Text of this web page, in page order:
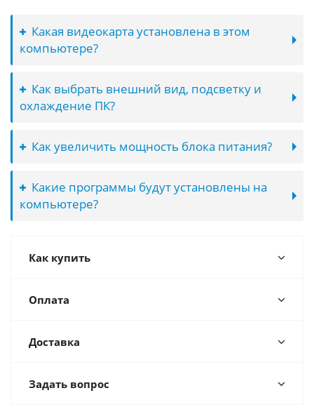
Какая видеокарта установлена в этом
компьютере?
Как выбрать внешний вид, подсветку и
охлаждение ПК?
Как увеличить мощность блока питания?
Какие программы будут установлены на
компьютере?
Как купить
Оплата
Доставка
Задать вопрос